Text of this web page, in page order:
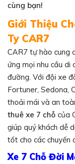
cùng bạn!
Giới Thiệu
Ty CAR7
CAR7 tự hào cung
ứng mọi nhu cầu di
đường. Với đội xe
Fortuner, Sedona,
thoải mái và an
thuê xe 7 chỗ của
giúp quý khách dễ
tốt cho các chuyến
Xe 7 Chỗ Đời